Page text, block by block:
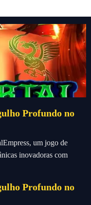
Profundo no
um jogo de
inovadoras com
Profundo no